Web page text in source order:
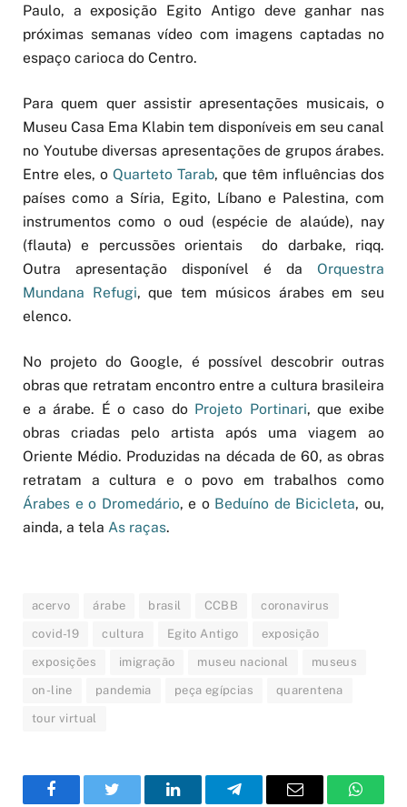
Paulo, a exposição Egito Antigo deve ganhar nas
próximas semanas vídeo com imagens captadas no
espaço carioca do Centro.
Para quem quer assistir apresentações musicais, o
Museu Casa Ema Klabin tem disponíveis em seu canal
no Youtube diversas apresentações de grupos árabes.
Entre eles, o Quarteto Tarab, que têm influências dos
países como a Síria, Egito, Líbano e Palestina, com
instrumentos como o oud (espécie de alaúde), nay
(flauta) e percussões orientais do darbake, riqq.
Outra apresentação disponível é da Orquestra
Mundana Refugi, que tem músicos árabes em seu
elenco.
No projeto do Google, é possível descobrir outras
obras que retratam encontro entre a cultura brasileira
e a árabe. É o caso do Projeto Portinari, que exibe
obras criadas pelo artista após uma viagem ao
Oriente Médio. Produzidas na década de 60, as obras
retratam a cultura e o povo em trabalhos como
Árabes e o Dromedário, e o Beduíno de Bicicleta, ou,
ainda, a tela As raças.
acervo árabe brasil CCBB coronavirus
covid-19 cultura Egito Antigo exposição
exposições imigração museu nacional museus
on-line pandemia peça egípcias quarentena
tour virtual
FacebookTwitter LinkedInTelegramEmail